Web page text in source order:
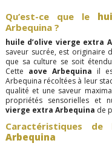
Qu’est-ce que le
Arbequina ?
huile d’olive vierge extra
saveur sucrée, est originaire
que sa culture se soit
Cette aove Arbequina il
Arbequina récoltées à leur
qualité et une saveur
propriétés sensorielles et
vierge extra Arbequina de
Caractéristiques
Arbequina